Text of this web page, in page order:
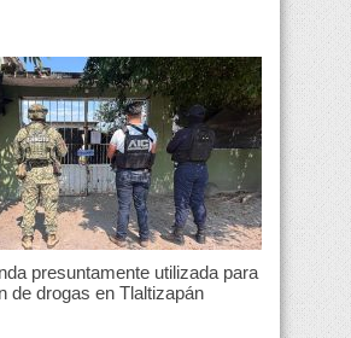
presuntamente utilizada para
de drogas en Tlaltizapán